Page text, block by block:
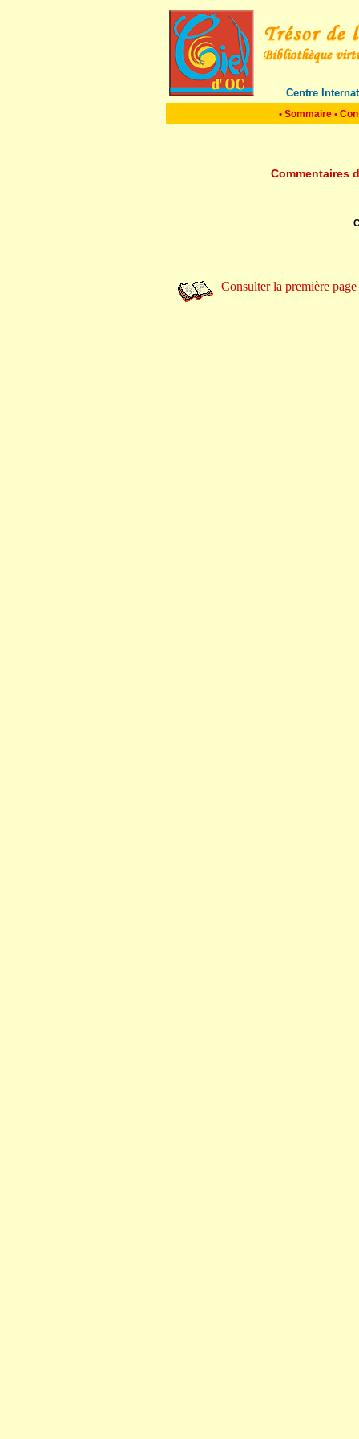
Centre
• Sommaire •
Commentaires
Consulter la première page